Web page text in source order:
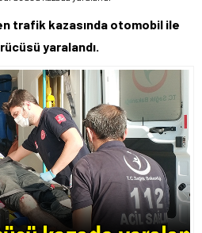
trafik kazasında otomobil ile
yaralandı.